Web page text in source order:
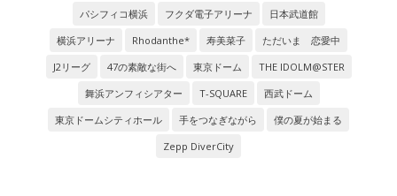
パシフィコ横浜
フクダ電子アリーナ
日本武道館
横浜アリーナ
Rhodanthe* 寿美菜子
ただいま 恋愛中
J2リーグ
47の素敵な街へ 東京ドーム
THE IDOLM@STER
舞浜アンフィシアター
T-SQUARE
西武ドーム
東京ドームシティホール
手をつなぎながら
僕の夏が始まる
Zepp DiverCity